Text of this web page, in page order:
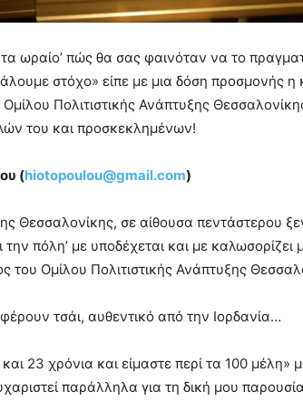
ωραίο’ πώς θα σας φαινόταν να το
στόχο» είπε με μια δόση προσμονής
Πολιτιστικής Ανάπτυξης
του και προσκεκλημένων!
(hiotopoulou@gmail.com)
Θεσσαλονίκης, σε αίθουσα πεντάστερου
πόλη’ με υποδέχεται και με καλωσορίζει
του Ομίλου Πολιτιστικής Ανάπτυξης
τσάι, αυθεντικό από την Ιορδανία…
23 χρόνια και είμαστε περί τα 100 μέλη»
παράλληλα για τη δική μου